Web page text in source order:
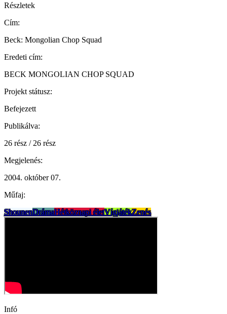
Részletek
Cím:
Beck: Mongolian Chop Squad
Eredeti cím:
BECK MONGOLIAN CHOP SQUAD
Projekt státusz:
Befejezett
Publikálva:
26 rész / 26 rész
Megjelenés:
2004. október 07.
Műfaj:
ShounenDrámaHétköznapi életVígjátékZenés
Infó